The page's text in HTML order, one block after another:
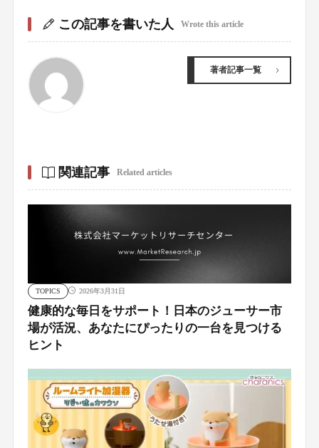
この記事を書いた人 Wrote this article
著者記事一覧
関連記事 Related articles
TOPICS 2026年3月31日
健康的な毎日をサポート！日本のジューサー市
場が活況、あなたにぴったりの一台を見つける
ヒント